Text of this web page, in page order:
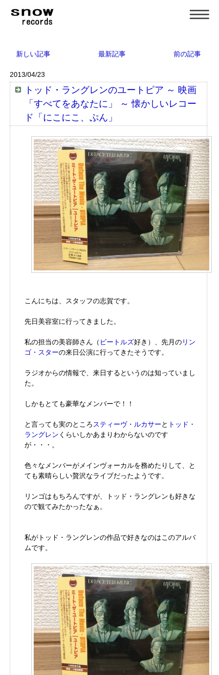
新しい記事 最新記事 前の記事
2013/04/23
トッド・ラングレンのユートピア ～ 映画
「すべてをあなたに」 ～ 懐かしいレコー
ド「にこにこ、ぷん」
こんにちは、スタッフの志賀です。
先日美容室に行ってきました。
私の担当の美容師さん（ ビートルズ好き）、先月のリン
ゴ・スターの来日公演に行ってきたそうです。
ラジオからの情報で、来日するというのは知っていまし
た。
しかもとても豪華なメンバーで！！
と言っても実のところ スティーヴ・ルカサーと トッド・
ラングレン くらいしかあまりわからないのです
が・・・。
色々なメンバーがメインヴォーカルを務めたりして、と
ても素晴らしい贅沢なライブだったようです。
リンゴはもちろんですが、トッド・ラングレンも好きな
ので観てみたかったなぁ。
私がトッド・ラングレンの作品で好きなのはこのアルバ
ムです。